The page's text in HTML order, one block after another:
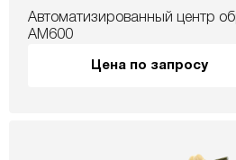
Автоматизированный центр
АМ600
Цена по запросу